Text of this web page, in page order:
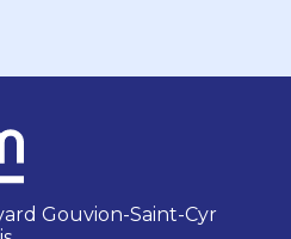
Gouvion-Saint-Cyr